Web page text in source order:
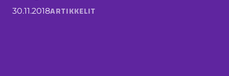
30.11.2018ARTIKKELIT